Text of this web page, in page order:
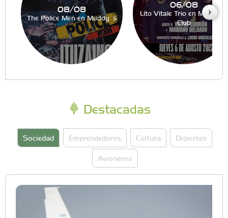
08/08
The Police Men en Muddy´s
06/08
Lito Vitale Trio en Muddy´s
Club
Destacadas
Sociedad Emprendedores Cultura Deportes
Avioneros